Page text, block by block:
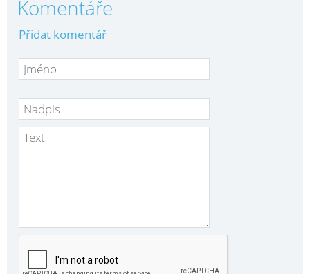
Komentáře
Přidat komentář